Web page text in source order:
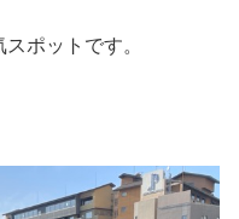
ポットです。